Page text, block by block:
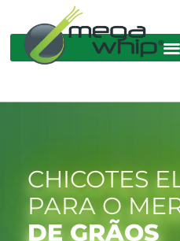
CHICOTES
PARA O
DE GRÃOS